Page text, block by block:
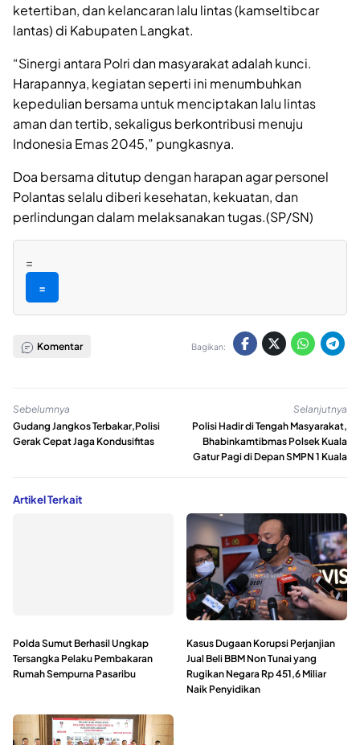
ketertiban, dan kelancaran lalu lintas (kamseltibcar
lantas) di Kabupaten Langkat.
“Sinergi antara Polri dan masyarakat adalah kunci.
Harapannya, kegiatan seperti ini menumbuhkan
kepedulian bersama untuk menciptakan lalu lintas
aman dan tertib, sekaligus berkontribusi menuju
Indonesia Emas 2045,” pungkasnya.
Doa bersama ditutup dengan harapan agar personel
Polantas selalu diberi kesehatan, kekuatan, dan
perlindungan dalam melaksanakan tugas.(SP/SN)
=
=
Komentar Bagikan:
Sebelumnya
Gudang Jangkos Terbakar,Polisi
Gerak Cepat Jaga Kondusifitas
Selanjutnya
Polisi Hadir di Tengah Masyarakat,
Bhabinkamtibmas Polsek Kuala
Gatur Pagi di Depan SMPN 1 Kuala
Artikel Terkait
Polda Sumut Berhasil Ungkap
Tersangka Pelaku Pembakaran
Rumah Sempurna Pasaribu
Kasus Dugaan Korupsi Perjanjian
Jual Beli BBM Non Tunai yang
Rugikan Negara Rp 451,6 Miliar
Naik Penyidikan